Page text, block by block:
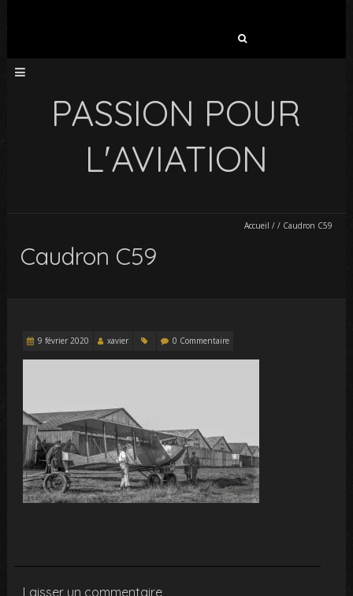
PASSION POUR
L'AVIATION
Accueil / / Caudron C59
Caudron C59
9 février 2020 xavier 0 Commentaire
Laisser un commentaire